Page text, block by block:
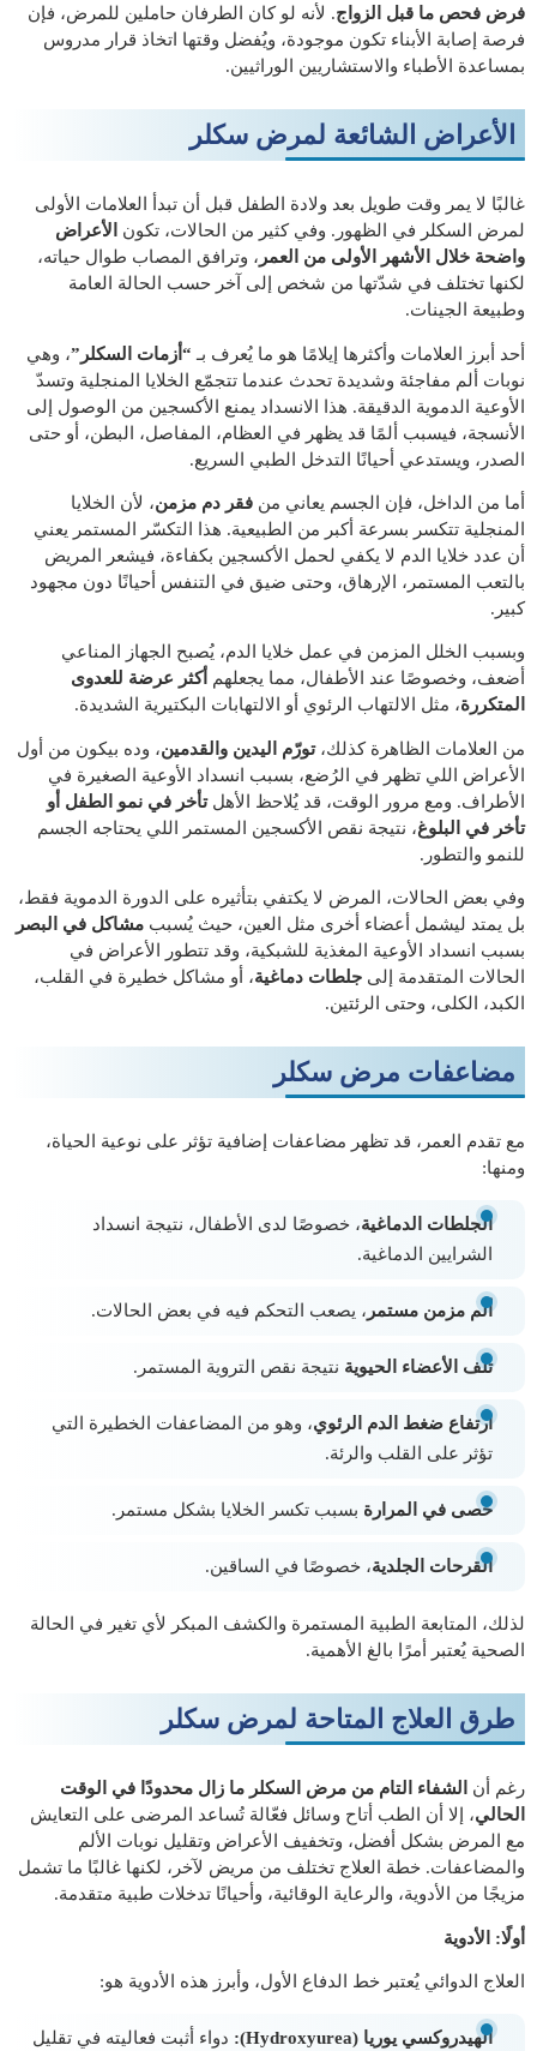
فرض فحص ما قبل الزواج. لأنه لو كان الطرفان حاملين للمرض، فإن
فرصة إصابة الأبناء تكون موجودة، ويُفضل وقتها اتخاذ قرار مدروس
بمساعدة الأطباء والاستشاريين الوراثيين.
الأعراض الشائعة لمرض سكلر
غالبًا لا يمر وقت طويل بعد ولادة الطفل قبل أن تبدأ العلامات الأولى
لمرض السكلر في الظهور. وفي كثير من الحالات، تكون
الأعراض
واضحة خلال الأشهر الأولى من العمر ، وترافق المصاب طوال حياته،
لكنها تختلف في شدّتها من شخص إلى آخر حسب الحالة العامة
وطبيعة الجينات.
أحد أبرز العلامات وأكثرها إيلامًا هو ما يُعرف بـ “أزمات السكلر”، وهي
نوبات ألم مفاجئة وشديدة تحدث عندما تتجمّع الخلايا المنجلية وتسدّ
الأوعية الدموية الدقيقة. هذا الانسداد يمنع الأكسجين من الوصول إلى
الأنسجة، فيسبب ألمًا قد يظهر في العظام، المفاصل، البطن، أو حتى
الصدر، ويستدعي أحيانًا التدخل الطبي السريع.
أما من الداخل، فإن الجسم يعاني من فقر دم مزمن، لأن الخلايا
المنجلية تتكسر بسرعة أكبر من الطبيعية. هذا التكسّر المستمر يعني
أن عدد خلايا الدم لا يكفي لحمل الأكسجين بكفاءة، فيشعر المريض
بالتعب المستمر، الإرهاق، وحتى ضيق في التنفس أحيانًا دون مجهود
كبير.
وبسبب الخلل المزمن في عمل خلايا الدم، يُصبح الجهاز المناعي
أضعف، وخصوصًا عند الأطفال، مما يجعلهم أكثر عرضة للعدوى
المتكررة، مثل الالتهاب الرئوي أو الالتهابات البكتيرية الشديدة.
من العلامات الظاهرة كذلك،تورّم اليدين والقدمين، وده بيكون من أول
الأعراض اللي تظهر في الرُضع، بسبب انسداد الأوعية الصغيرة في
الأطراف. ومع مرور الوقت، قد يُلاحظ الأهلتأخر في نمو الطفل أو
تأخر في البلوغ، نتيجة نقص الأكسجين المستمر اللي يحتاجه الجسم
للنمو والتطور.
وفي بعض الحالات، المرض لا يكتفي بتأثيره على الدورة الدموية فقط،
بل يمتد ليشمل أعضاء أخرى مثل العين، حيث يُسبب مشاكل في البصر
بسبب انسداد الأوعية المغذية للشبكية، وقد تتطور الأعراض في
الحالات المتقدمة إلى جلطات دماغية، أو مشاكل خطيرة في القلب،
الكبد، الكلى، وحتى الرئتين.
مضاعفات مرض سكلر
مع تقدم العمر، قد تظهر مضاعفات إضافية تؤثر على نوعية الحياة،
ومنها:
الجلطات الدماغية، خصوصًا لدى الأطفال، نتيجة انسداد
الشرايين الدماغية.
ألم مزمن مستمر ، يصعب التحكم فيه في بعض الحالات.
تلف الأعضاء الحيوية نتيجة نقص التروية المستمر.
ارتفاع ضغط الدم الرئوي، وهو من المضاعفات الخطيرة التي
تؤثر على القلب والرئة.
حصى في المرارة بسبب تكسر الخلايا بشكل مستمر.
القرحات الجلدية، خصوصًا في الساقين.
لذلك، المتابعة الطبية المستمرة والكشف المبكر لأي تغير في الحالة
الصحية يُعتبر أمرًا بالغ الأهمية.
طرق العلاج المتاحة لمرض سكلر
رغم أن
الشفاء التام من مرض السكلر ما زال محدودًا في الوقت
الحالي، إلا أن الطب أتاح وسائل فعّالة تُساعد المرضى على التعايش
مع المرض بشكل أفضل، وتخفيف الأعراض وتقليل نوبات الألم
والمضاعفات. خطة العلاج تختلف من مريض لآخر، لكنها غالبًا ما تشمل
مزيجًا من الأدوية، والرعاية الوقائية، وأحيانًا تدخلات طبية متقدمة.
أولًا: الأدوية
العلاج الدوائي يُعتبر خط الدفاع الأول، وأبرز هذه الأدوية هو:
الهيدروكسي يوريا (Hydroxyurea): دواء أثبت فعاليته في تقليل